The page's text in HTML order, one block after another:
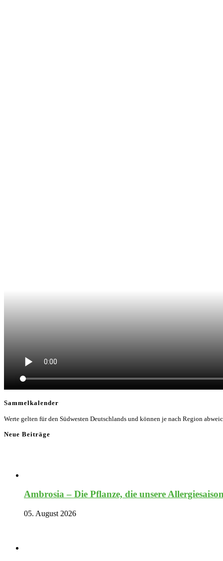
Sammelkalender
Werte gelten für den Südwesten Deutschlands und können je nach Region
Neue Beiträge
Ambrosia – Die Pflanze, die unsere
05. August 2026